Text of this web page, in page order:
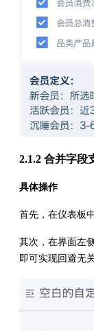
2.1.2 合并字段
具体操作
首先，在仪表板
其次，在界面左
即可实现回避无